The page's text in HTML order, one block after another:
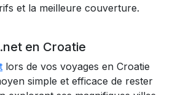
et la meilleure couverture.
en Croatie
lors de vos voyages en Croatie
simple et efficace de rester